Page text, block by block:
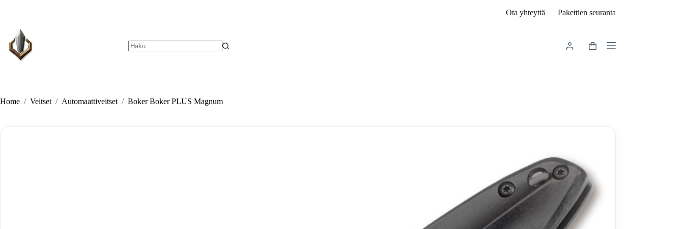
Ota yhteyttä Pakettien seuranta
Shopping
Home / Veitset / Automaattiveitset / Boker Boker PLUS Magnum